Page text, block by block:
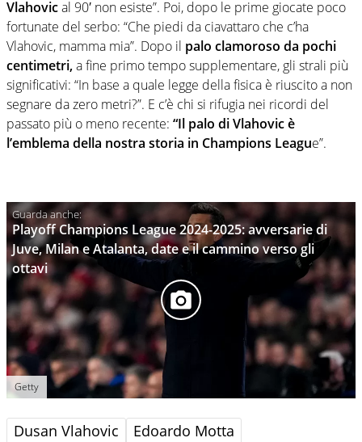
Vlahovical 90′ non esiste”. Poi, dopo le prime giocate poco
fortunate del serbo: “Che piedi da ciavattaro che c’ha
Vlahovic, mamma mia”. Dopo il palo clamoroso da pochi
centimetri,a fine primo tempo supplementare, gli strali più
significativi: “In base a quale legge della fisica è riuscito a non
segnare da zero metri?”. E c’è chi si rifugia nei ricordi del
passato più o meno recente: “Il palo di Vlahovic è
l’emblema della nostra storia in Champions League”.
Playoff Champions League 2024-2025: avversarie di
Juve, Milan e Atalanta, date e il cammino verso gli
ottavi
Getty
Dusan Vlahovic Edoardo Motta